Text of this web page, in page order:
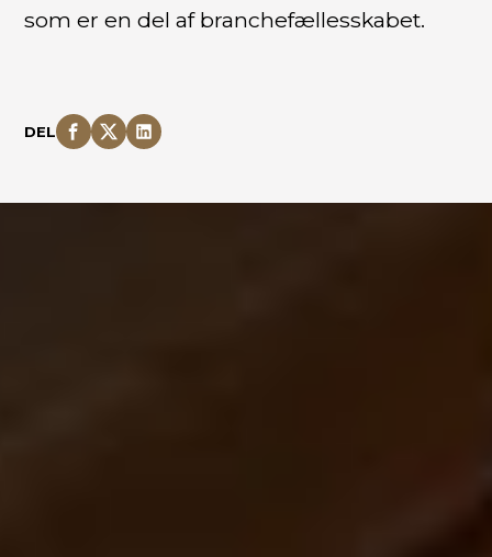
som er en del af branchefællesskabet.
DEL